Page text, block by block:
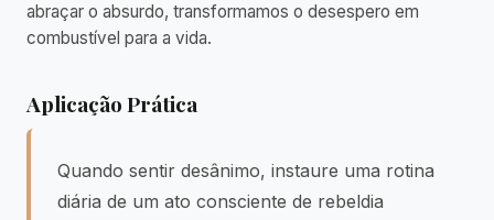
abraçar o absurdo, transformamos o desespero em
combustível para a vida.
Aplicação Prática
Quando sentir desânimo, instaure uma rotina
diária de um ato consciente de rebeldia